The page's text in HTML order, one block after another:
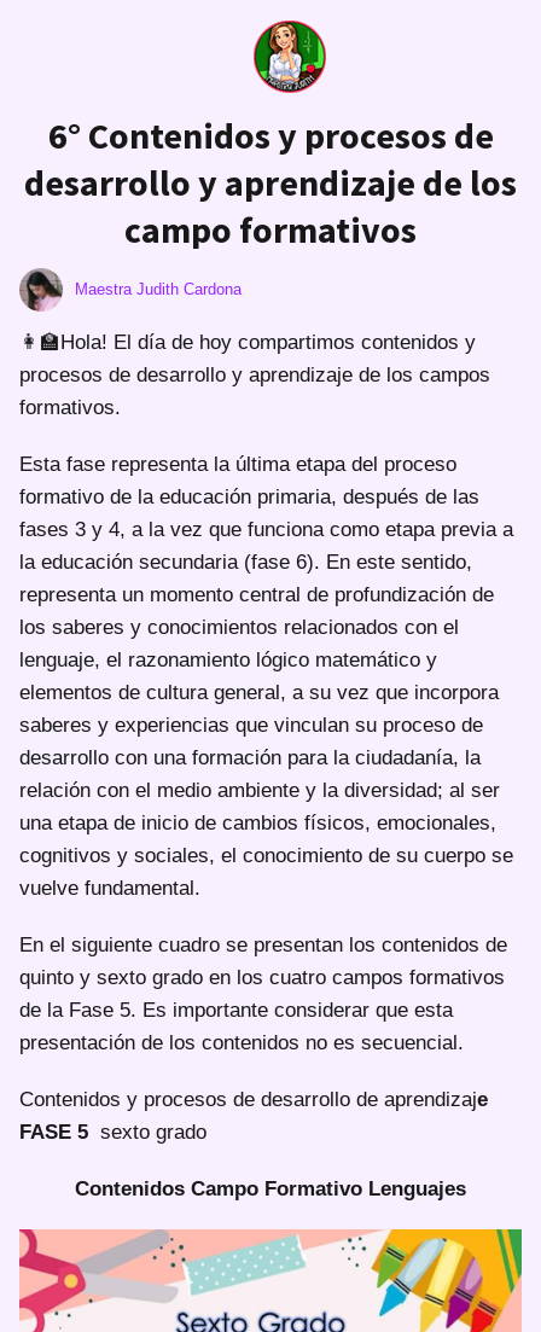
6° Contenidos y procesos de
desarrollo y aprendizaje de los
campo formativos
Maestra Judith Cardona
👩‍🏫Hola! El día de hoy compartimos contenidos y
procesos de desarrollo y aprendizaje de los campos
formativos.
Esta fase representa la última etapa del proceso
formativo de la educación primaria, después de las
fases 3 y 4, a la vez que funciona como etapa previa a
la educación secundaria (fase 6). En este sentido,
representa un momento central de profundización de
los saberes y conocimientos relacionados con el
lenguaje, el razonamiento lógico matemático y
elementos de cultura general, a su vez que incorpora
saberes y experiencias que vinculan su proceso de
desarrollo con una formación para la ciudadanía, la
relación con el medio ambiente y la diversidad; al ser
una etapa de inicio de cambios físicos, emocionales,
cognitivos y sociales, el conocimiento de su cuerpo se
vuelve fundamental.
En el siguiente cuadro se presentan los contenidos de
quinto y sexto grado en los cuatro campos formativos
de la Fase 5. Es importante considerar que esta
presentación de los contenidos no es secuencial.
Contenidos y procesos de desarrollo de aprendizaje
FASE 5 sexto grado
Contenidos Campo Formativo Lenguajes